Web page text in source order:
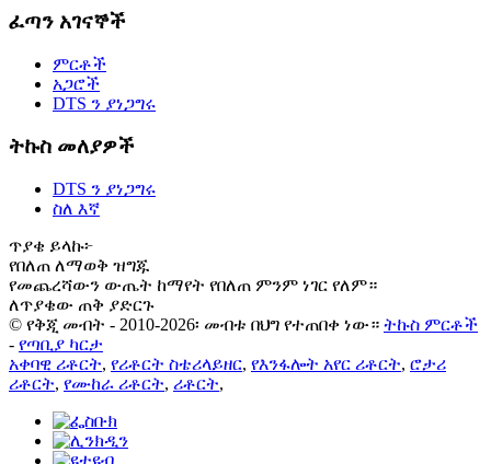
ፈጣን አገናኞች
ምርቶች
አጋሮች
DTS ን ያነጋግሩ
ትኩስ መለያዎች
DTS ን ያነጋግሩ
ስለ እኛ
ጥያቄ ይላኩ፦
የበለጠ ለማወቅ ዝግጁ
የመጨረሻውን ውጤት ከማየት የበለጠ ምንም ነገር የለም።
ለጥያቄው ጠቅ ያድርጉ
© የቅጂ መብት - 2010-2026፡ መብቱ በህግ የተጠበቀ ነው። ትኩስ ምርቶች
- የጣቢያ ካርታ
አቀባዊ ሪቶርት, የሪቶርት ስቴሪላይዘር, የእንፋሎት አየር ሪቶርት, ሮታሪ
ሪቶርት, የሙከራ ሪቶርት, ሪቶርት,